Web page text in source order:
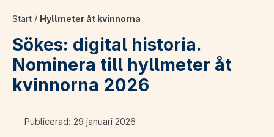
Start / Hyllmeter åt kvinnorna
Sökes: digital historia.
Nominera till hyllmeter åt
kvinnorna 2026
Publicerad: 29 januari 2026